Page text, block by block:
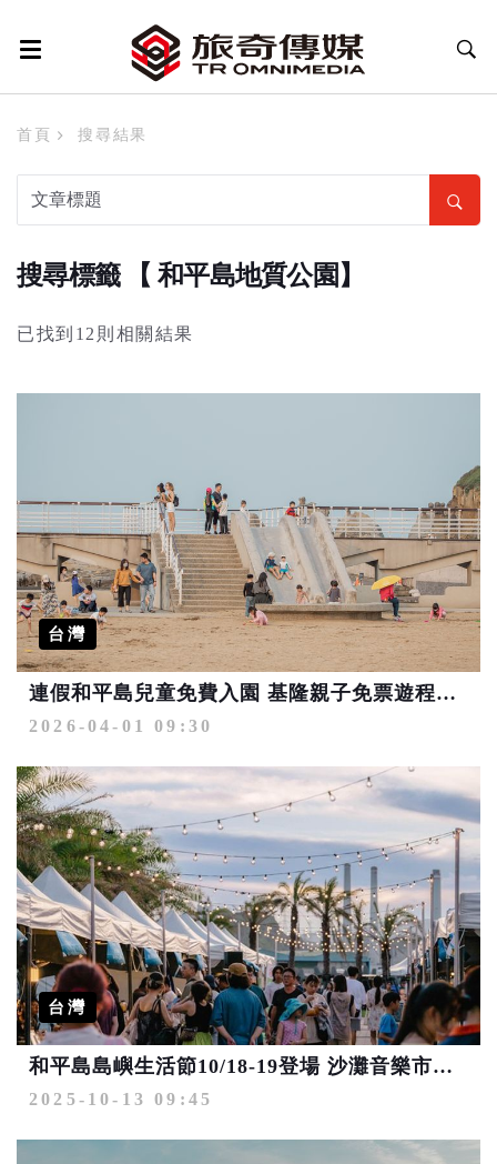
首頁 搜尋結果
搜尋標籤 【 和平島地質公園】
已找到12則相關結果
台灣
連假和平島兒童免費入園 基隆親子免票遊程攻略
2026-04-01 09:30
台灣
和平島島嶼生活節10/18-19登場 沙灘音樂市集體驗異國風情
2025-10-13 09:45